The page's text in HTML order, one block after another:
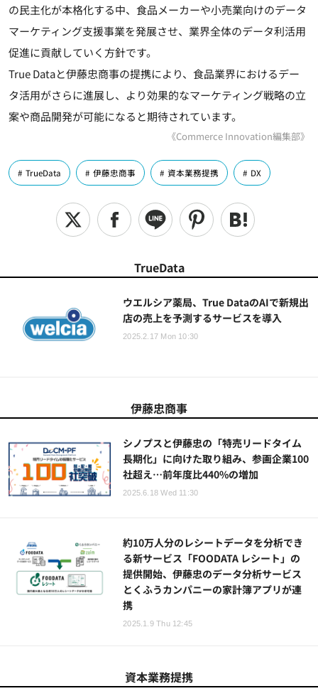
の民主化が本格化する中、食品メーカーや小売業向けのデータ
マーケティング支援事業を発展させ、業界全体のデータ利活用
促進に貢献していく方針です。
True Dataと伊藤忠商事の提携により、食品業界におけるデー
タ活用がさらに進展し、より効果的なマーケティング戦略の立
案や商品開発が可能になると期待されています。
《Commerce Innovation編集部》
TrueData 伊藤忠商事 資本業務提携 DX
TrueData
ウエルシア薬局、True DataのAIで新規出
店の売上を予測するサービスを導入
2025.2.17 Mon 10:30
伊藤忠商事
シノプスと伊藤忠の「特売リードタイム
長期化」に向けた取り組み、参画企業100
社超え…前年度比440%の増加
2025.6.18 Wed 11:30
約10万人分のレシートデータを分析でき
る新サービス「FOODATA レシート」の
提供開始、伊藤忠のデータ分析サービス
とくふうカンパニーの家計簿アプリが連
携
2025.1.9 Thu 12:45
資本業務提携